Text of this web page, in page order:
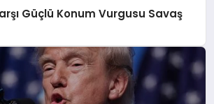
Güçlü Konum Vurgusu Savaş